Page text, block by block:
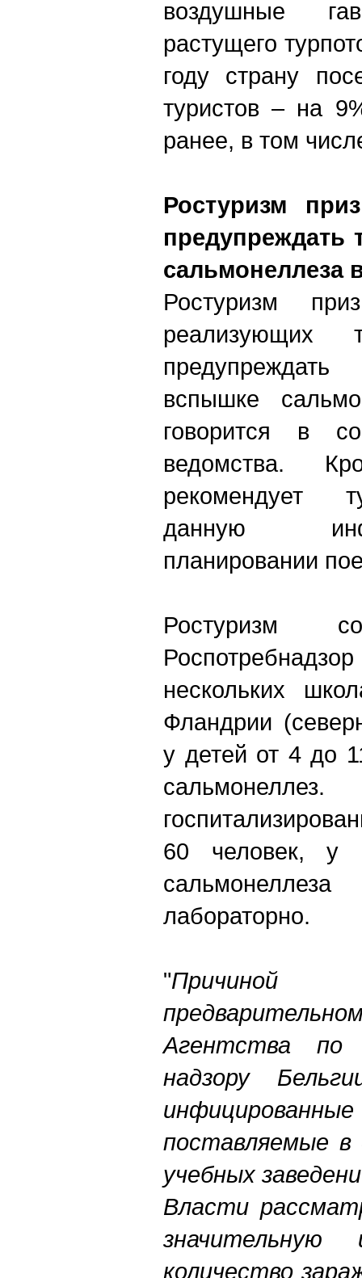
воздушные
растущего
году страну
туристов – на
ранее, в том
Ростуризм
предупреждать
сальмонеллеза
Ростуризм
вспышке
говорится в
ведомства.
рекомендует
данную
планировании
Ростуризм
нескольких
Фландрии
у детей от 4 до
60 человек, у
лабораторно.
"Причиной
Агентства по
надзору
поставляемые
учебных
Власти
количество